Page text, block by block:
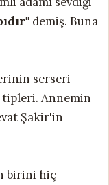
demiş. Buna
serseri
tipleri. Annemin
Şakir'in
birini hiç